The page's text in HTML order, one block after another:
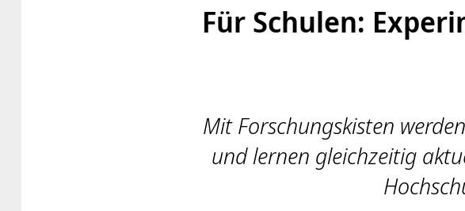
Für Schulen:
Mit Forschungskisten
und lernen gleichzeitig